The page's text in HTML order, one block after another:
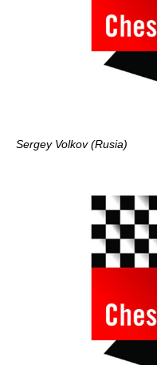
Sergey Volkov (Rusia)